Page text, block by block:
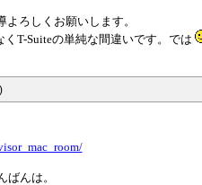
ろしくお願いします。
T-Suiteの単純な間違いです。では
ばんは。